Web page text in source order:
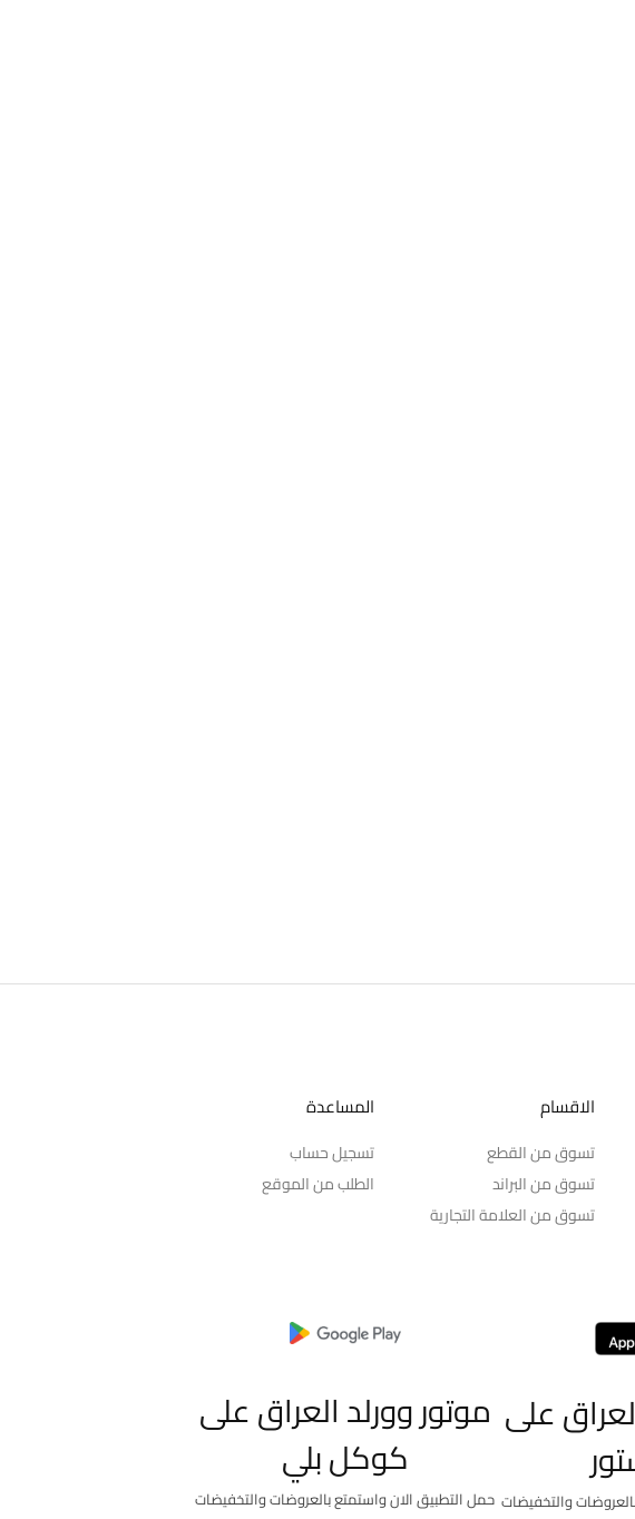
الاقسام
تسوق من القطع
تسوق من البراند
تسوق من العلامة التجارية
المساعدة
تسجيل حساب
الطلب من الموقع
على
والتخفيضات
موتور وورلد العراق على
كوكل بلي
حمل التطبيق الان واستمتع بالعروضات والتخفيضات